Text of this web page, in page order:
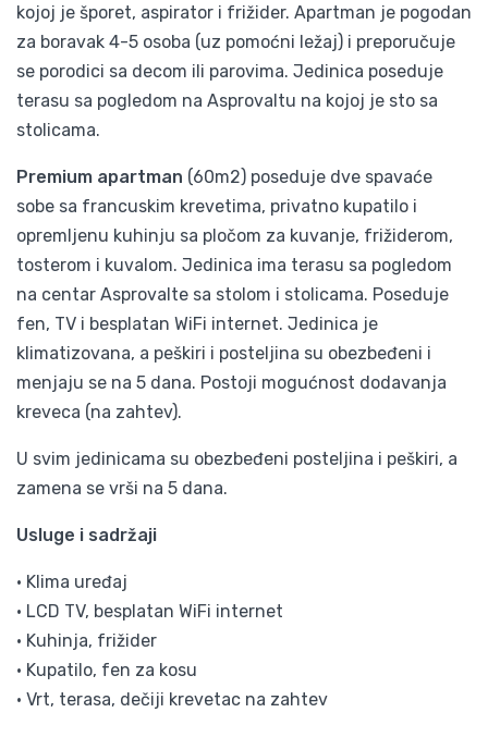
kojoj je šporet, aspirator i frižider. Apartman je pogodan
za boravak 4-5 osoba (uz pomoćni ležaj) i preporučuje
se porodici sa decom ili parovima. Jedinica poseduje
terasu sa pogledom na Asprovaltu na kojoj je sto sa
stolicama.
Premium apartman (60m2) poseduje dve spavaće
sobe sa francuskim krevetima, privatno kupatilo i
opremljenu kuhinju sa pločom za kuvanje, frižiderom,
tosterom i kuvalom. Jedinica ima terasu sa pogledom
na centar Asprovalte sa stolom i stolicama. Poseduje
fen, TV i besplatan WiFi internet. Jedinica je
klimatizovana, a peškiri i posteljina su obezbeđeni i
menjaju se na 5 dana. Postoji mogućnost dodavanja
kreveca (na zahtev).
U svim jedinicama su obezbeđeni posteljina i peškiri, a
zamena se vrši na 5 dana.
Usluge i sadržaji
• Klima uređaj
• LCD TV, besplatan WiFi internet
• Kuhinja, frižider
• Kupatilo, fen za kosu
• Vrt, terasa, dečiji krevetac na zahtev